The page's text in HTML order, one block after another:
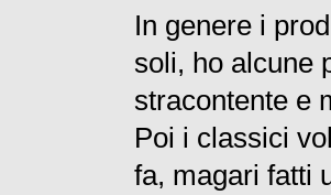
In genere i
soli, ho alcune
stracontente e
Poi i classici
fa, magari fatti